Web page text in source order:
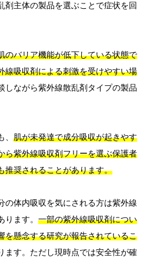
剤主体の製品を選ぶことで症状を回
のバリア機能が低下している状態で
線吸収剤による刺激を受けやすい場
しながら紫外線散乱剤タイプの製品
肌が未発達で成分吸収が起きやす
ら紫外線吸収剤フリーを選ぶ保護者
推奨されることがあります。
の体内吸収を気にされる方は紫外線
ます。 一部の紫外線吸収剤につい
を懸念する研究が報告されているこ
ます。ただし現時点では安全性が確